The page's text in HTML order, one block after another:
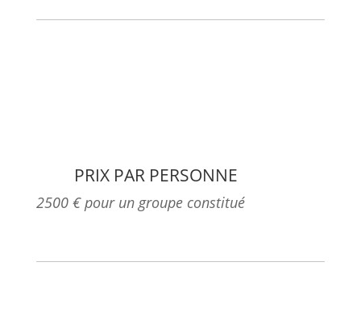
PRIX PAR PERSONNE
2500 € pour un groupe constitué